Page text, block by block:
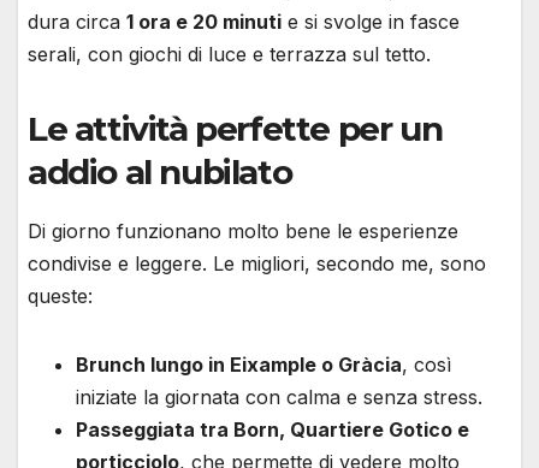
dura circa 1 ora e 20 minuti e si svolge in fasce
serali, con giochi di luce e terrazza sul tetto.
Le attività perfette per un
addio al nubilato
Di giorno funzionano molto bene le esperienze
condivise e leggere. Le migliori, secondo me, sono
queste:
Brunch lungo in Eixample o Gràcia, così
iniziate la giornata con calma e senza stress.
Passeggiata tra Born, Quartiere Gotico e
porticciolo, che permette di vedere molto